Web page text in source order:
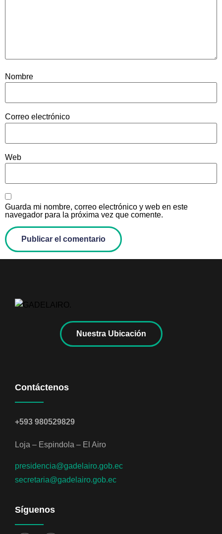
Nombre
Correo electrónico
Web
Guarda mi nombre, correo electrónico y web en este
navegador para la próxima vez que comente.
Nuestra Ubicación
Contáctenos
+593 980529829
Loja – Espindola – El Airo
presidencia@gadelairo.gob.ec
secretaria@gadelairo.gob.ec
Síguenos